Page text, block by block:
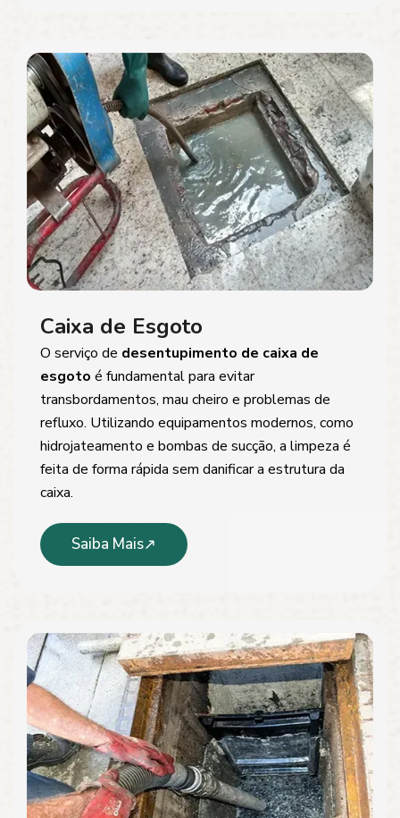
Caixa de Esgoto
O serviço de desentupimento de caixa de
esgoto é fundamental para evitar
transbordamentos, mau cheiro e problemas de
refluxo. Utilizando equipamentos modernos, como
hidrojateamento e bombas de sucção, a limpeza é
feita de forma rápida sem danificar a estrutura da
caixa.
Saiba Mais